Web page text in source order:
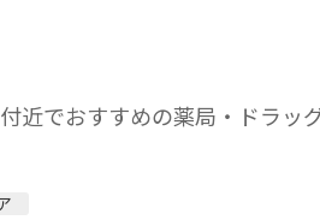
近でおすすめの薬局・ドラッ